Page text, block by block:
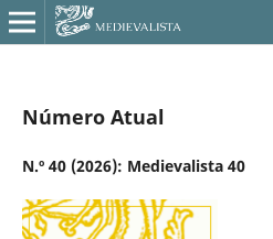
Número Atual
N.º 40 (2026): Medievalista 40